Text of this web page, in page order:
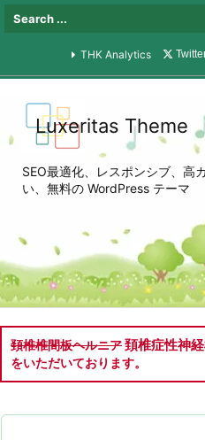
THK Analytics
Luxeritas Theme
SEO最適化、レスポンシブ、高
い、無料の WordPress テーマ
頚椎椎間板ヘルニア頚椎症性神
をいただいております。